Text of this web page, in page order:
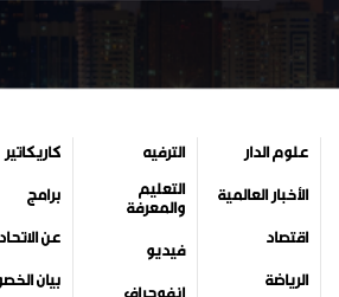
علوم الدار
الأخبار العالمية
اقتصاد
الرياضة
الترفيه
التعليم
والمعرفة
فيديو
إنفوجراف
كاريكاتير
برامج
عن الاتحاد
بيان